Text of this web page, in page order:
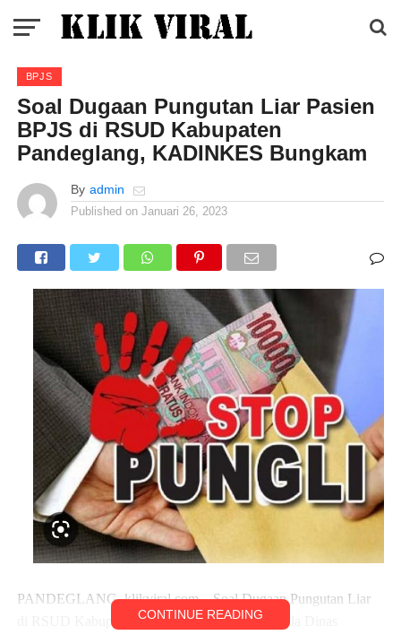
BPJS
Soal Dugaan Pungutan Liar Pasien
BPJS di RSUD Kabupaten
Pandeglang, KADINKES Bungkam
By admin
Published on Januari 26, 2023
PANDEGLANG, klikviral.com – Soal Dugaan Pungutan Liar
di RSUD Kabupaten Pandeglang, Banten. Kepala Dinas
CONTINUE READING